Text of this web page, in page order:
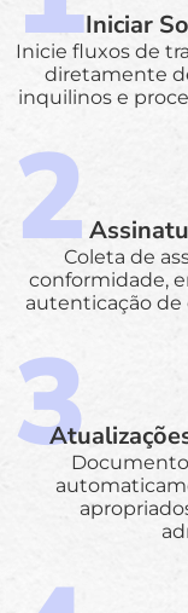
Iniciar
Inicie fluxos de
diretamente
inquilinos e
Coleta de
conformidade,
autenticação